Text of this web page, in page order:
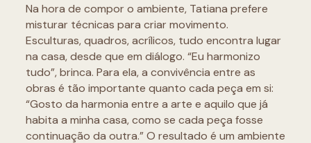
Na hora de compor o ambiente, Tatiana prefere
misturar técnicas para criar movimento.
Esculturas, quadros, acrílicos, tudo encontra lugar
na casa, desde que em diálogo. “Eu harmonizo
tudo”, brinca. Para ela, a convivência entre as
obras é tão importante quanto cada peça em si:
“Gosto da harmonia entre a arte e aquilo que já
habita a minha casa, como se cada peça fosse
continuação da outra.” O resultado é um ambiente